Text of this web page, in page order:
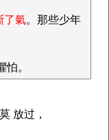
了氣。那些少年
。
放过，